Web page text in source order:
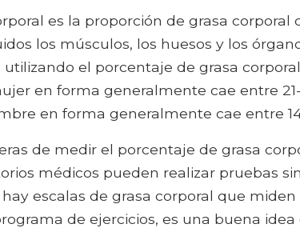
es la proporción de grasa corporal
los músculos, los huesos y los
el porcentaje de grasa
en forma generalmente cae entre 21-
en forma generalmente cae entre
de medir el porcentaje de grasa
médicos pueden realizar pruebas
escalas de grasa corporal que
de ejercicios, es una buena